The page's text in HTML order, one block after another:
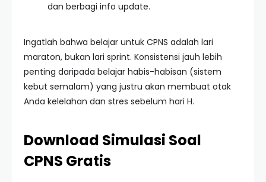
dan berbagi info update.
Ingatlah bahwa belajar untuk CPNS adalah lari
maraton, bukan lari sprint. Konsistensi jauh lebih
penting daripada belajar habis-habisan (sistem
kebut semalam) yang justru akan membuat otak
Anda kelelahan dan stres sebelum hari H.
Download Simulasi Soal
CPNS Gratis